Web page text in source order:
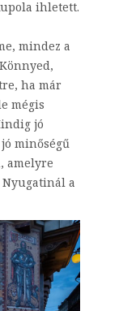
ihletett.
mindez a
ha már
mégis
jó
minőségű
amelyre
a